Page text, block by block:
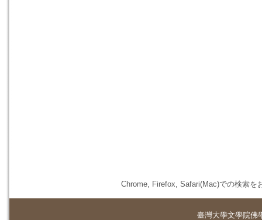
Chrome, Firefox, Safari(Mac)での検索を
臺灣大學文學院佛